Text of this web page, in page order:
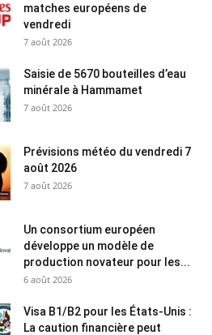
matches européens de
vendredi
7 août 2026
Saisie de 5670 bouteilles d’eau
minérale à Hammamet
7 août 2026
Prévisions météo du vendredi 7
août 2026
7 août 2026
Un consortium européen
développe un modèle de
production novateur pour les...
6 août 2026
Visa B1/B2 pour les États-Unis :
La caution financière peut